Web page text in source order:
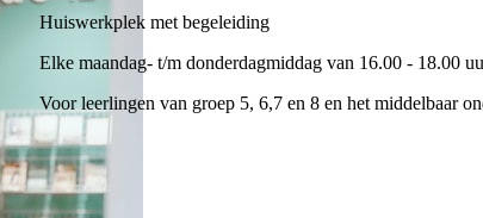
Huiswerkplek met begeleiding
Elke maandag- t/m donderdagmiddag van 16.00 - 18.00
Voor leerlingen van groep 5, 6,7 en 8 en het middelbaar